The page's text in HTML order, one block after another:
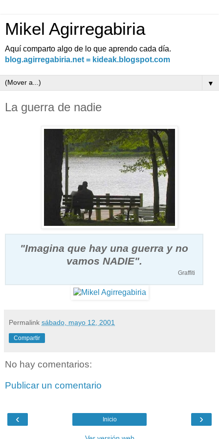
Mikel Agirregabiria
Aquí comparto algo de lo que aprendo cada día.
blog.agirregabiria.net = kideak.blogspot.com
▼
La guerra de nadie
"Imagina que hay una guerra y no
vamos NADIE".
Graffiti
Permalink sábado, mayo 12, 2001
Compartir
No hay comentarios:
Publicar un comentario
‹ ›
Inicio